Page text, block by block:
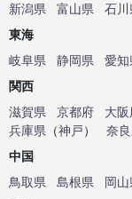
新潟県
富山県 石川
東海
岐阜県
静岡県 愛知
関西
滋賀県
京都府 大
兵庫県 （神戸） 奈
中国
鳥取県
島根県 岡山